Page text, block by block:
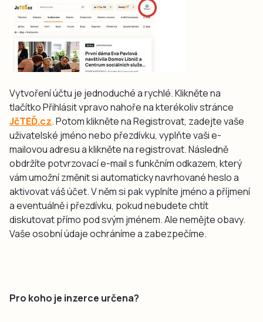
Vytvoření účtu je jednoduché a rychlé. Klikněte na
tlačítko Přihlásit vpravo nahoře na kterékoliv stránce
JčTEĎ.cz. Potom klikněte na Registrovat, zadejte vaše
uživatelské jméno nebo přezdívku, vyplňte vaši e-
mailovou adresu a klikněte na registrovat. Následně
obdržíte potvrzovací e-mail s funkčním odkazem, který
vám umožní změnit si automaticky navrhované heslo a
aktivovat váš účet. V něm si pak vyplníte jméno a příjmení
a eventuálně i přezdívku, pokud nebudete chtít
diskutovat přímo pod svým jménem. Ale nemějte obavy.
Vaše osobní údaje ochráníme a zabezpečíme.
Pro koho je inzerce určena?